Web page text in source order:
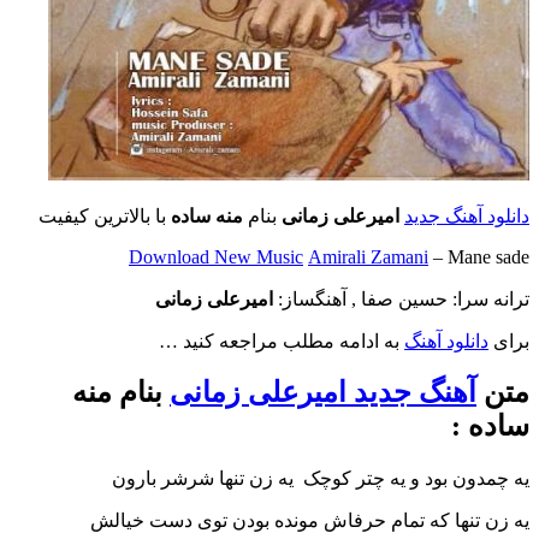
دانلود آهنگ جدید امیرعلی زمانی بنام منه ساده با بالاترین کیفیت
Download New Music Amirali Zamani – Mane sade
ترانه سرا: حسین صفا , آهنگساز: امیرعلی زمانی
برای دانلود آهنگ به ادامه مطلب مراجعه کنید …
متن آهنگ جدید امیرعلی زمانی بنام منه
ساده :
یه چمدون بود و یه چتر کوچک یه زن تنها شرشر بارون
یه زن تنها که تمام حرفاش مونده بودن توی دست خیالش